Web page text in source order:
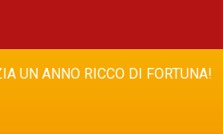
UN ANNO RICCO DI FORTUNA!